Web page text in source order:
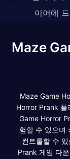
이어에
Maze
Maze Game
Horror Prank 플
Game Horror
험할 수 있으며
컨트롤할 수
Prank 게임 다